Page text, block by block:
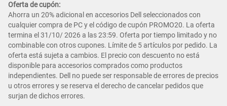
Oferta de cupón:
Ahorra un 20% adicional en accesorios Dell seleccionados con
cualquier compra de PC y el código de cupón PROMO20. La oferta
termina el 31/10/ 2026 a las 23:59. Oferta por tiempo limitado y no
combinable con otros cupones. Límite de 5 artículos por pedido. La
oferta está sujeta a cambios. El precio con descuento no está
disponible para accesorios comprados como productos
independientes. Dell no puede ser responsable de errores de precios
u otros errores y se reserva el derecho de cancelar pedidos que
surjan de dichos errores.